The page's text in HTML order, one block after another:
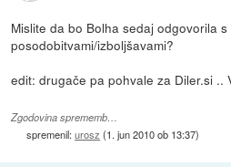
Mislite da bo Bolha sedaj odgovorila s
posodobitvami/izboljšavami?
edit: drugače pa pohvale za Diler.si ..
Zgodovina sprememb…
spremenil:urosz (1. jun 2010 ob 13:37)